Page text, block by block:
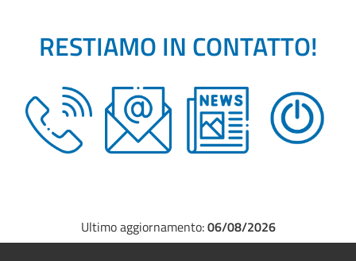
RESTIAMO IN CONTATTO!
Ultimo aggiornamento:06/08/2026